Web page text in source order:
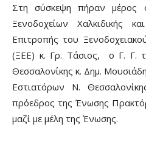
Στη σύσκεψη πήραν μέρος
Ξενοδοχείων Χαλκιδικής
Επιτροπής του
(ΞΕΕ) κ. Γρ. Τάσιος, ο Γ. Γ.
Θεσσαλονίκης κ. Δημ.
Εστιατόρων Ν.
πρόεδρος της Ένωσης
μαζί με μέλη της Ένωσης.